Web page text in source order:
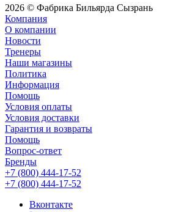
2026 © Фабрика Бильярда Сызрань
Компания
О компании
Новости
Тренеры
Наши магазины
Политика
Информация
Помощь
Условия оплаты
Условия доставки
Гарантия и возвраты
Помощь
Вопрос-ответ
Бренды
+7 (800) 444-17-52
+7 (800) 444-17-52
Вконтакте